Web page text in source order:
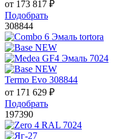
от 173 817 ₽
Подобрать
308844
Termo Evo 308844
от 171 629 ₽
Подобрать
197390